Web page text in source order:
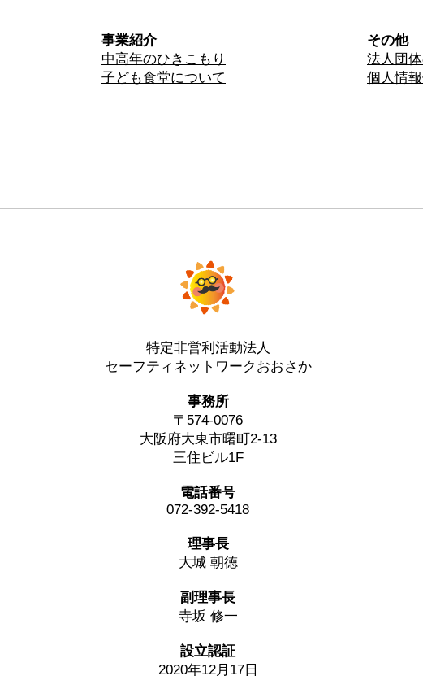
事業紹介
中高年のひきこもり​
子ども食堂について
その他
法人団
個人情
特定非営利活動法人
セーフティネットワークおおさか
事務所
〒574-0076
大阪府大東市曙町2-13
三住ビル1F
電話番号
072-392-5418
理事長
大城 朝徳
副理事長
寺坂 修一
設立認証
2020年12月17日